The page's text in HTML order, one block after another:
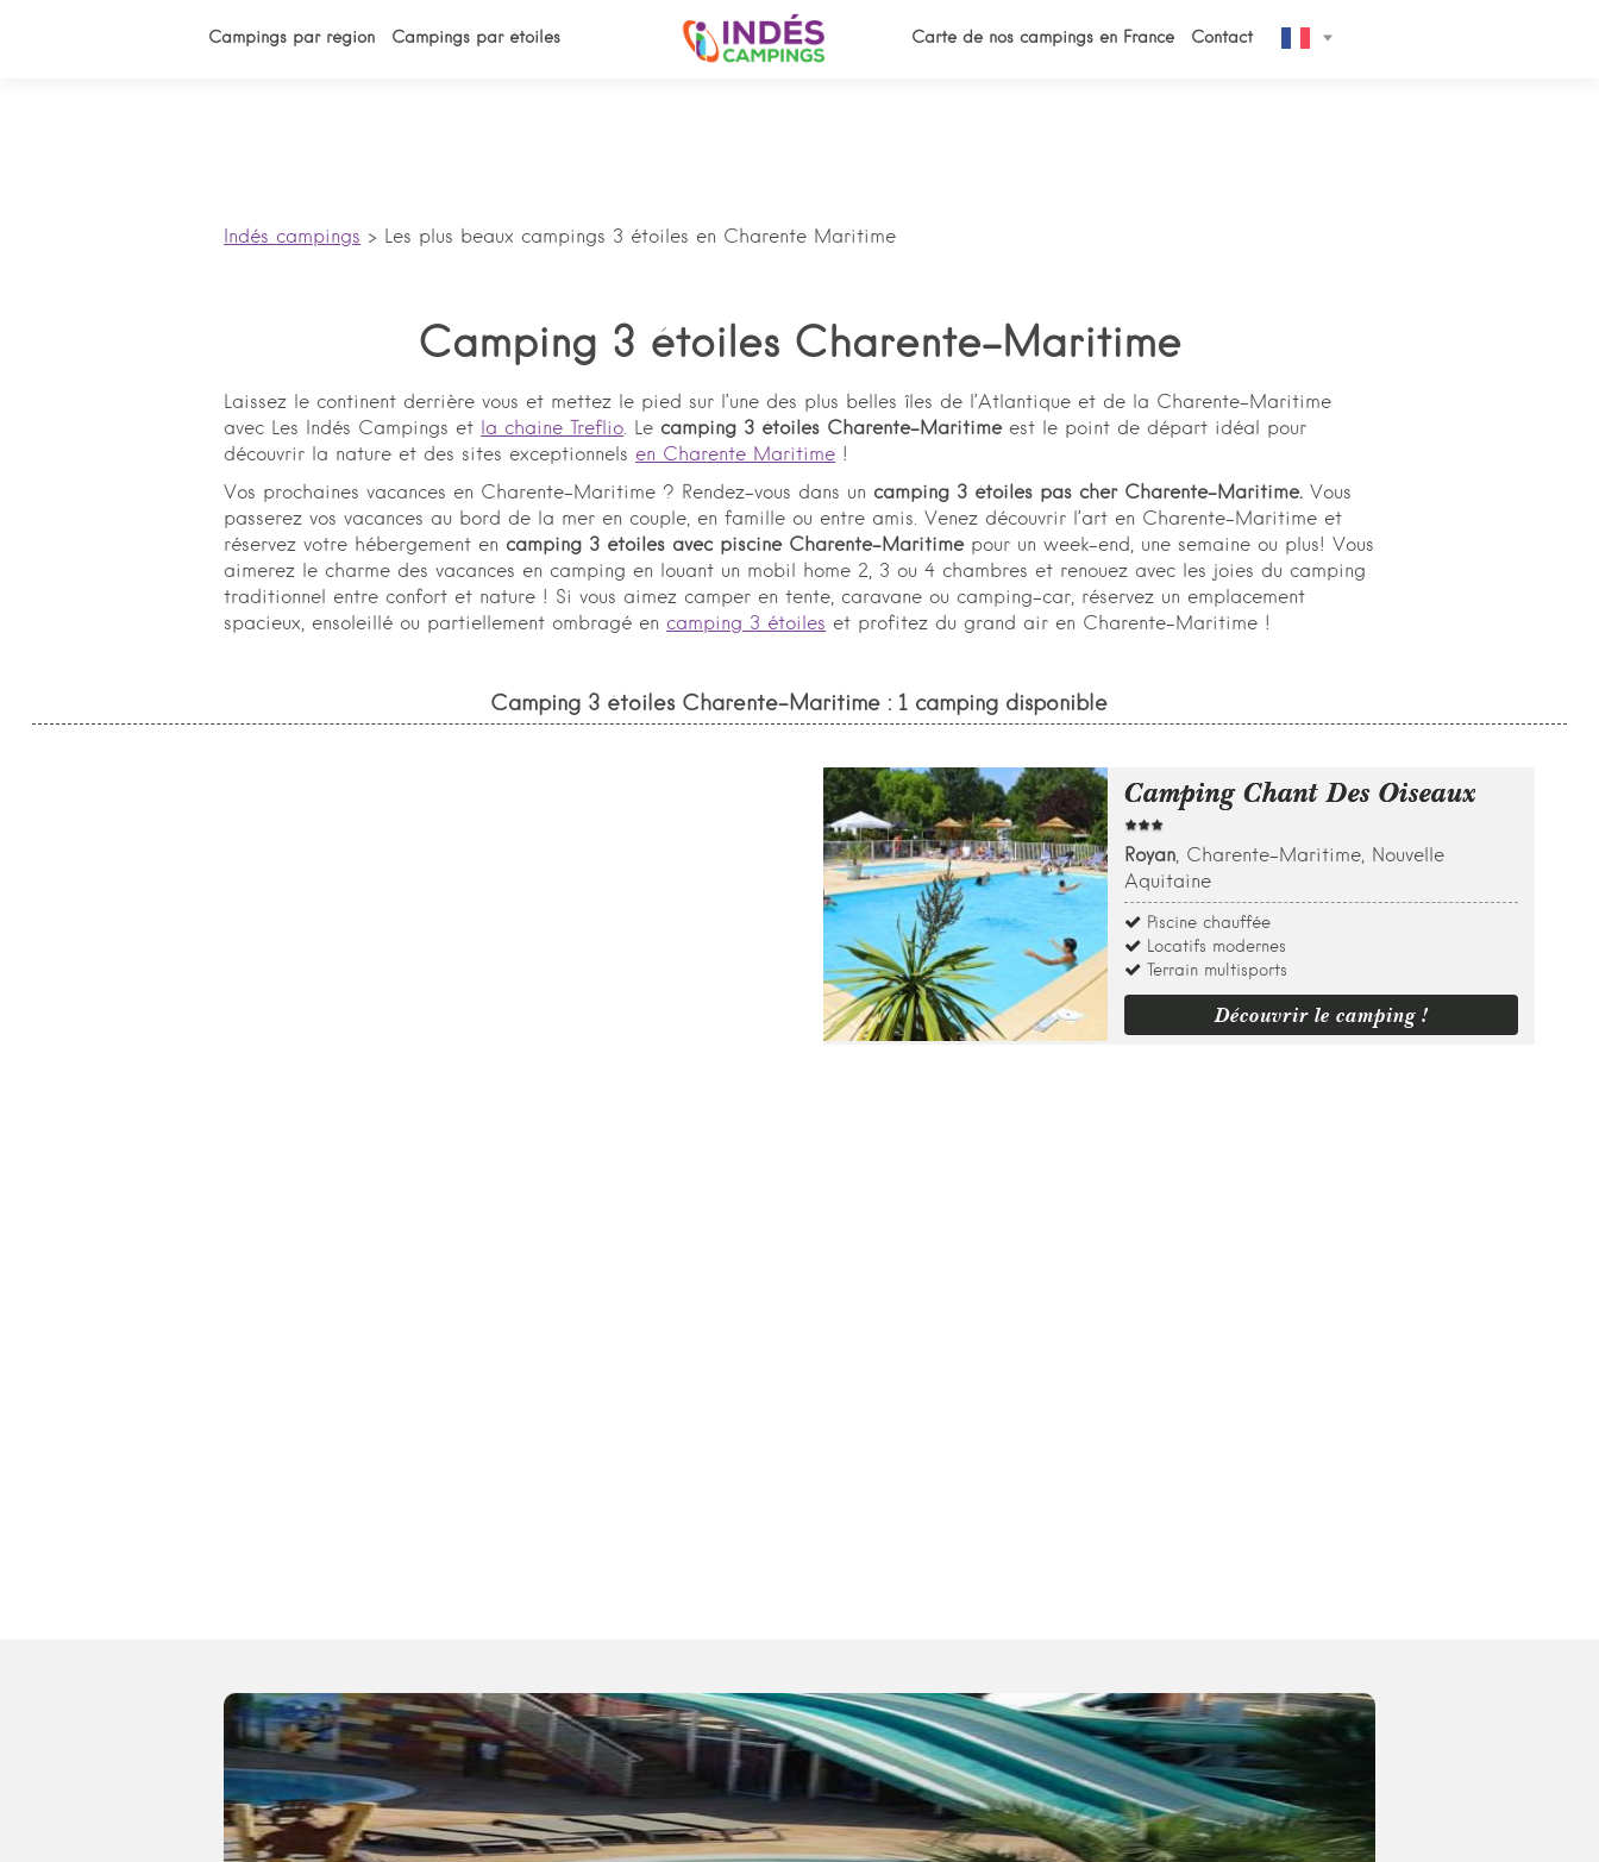
Campings par région Campings par étoiles Carte de nos campings en France Contact
Indés campings > Les plus beaux campings 3 étoiles en Charente Maritime
Camping 3 étoiles Charente-Maritime
Laissez le continent derrière vous et mettez le pied sur l’une des plus belles îles de l’Atlantique et de la Charente-Maritime
avec Les Indés Campings et
la chaine Treflio. Le camping 3 étoiles Charente-Maritime est le point de départ idéal pour
découvrir la nature et des sites exceptionnels en Charente Maritime !
Vos prochaines vacances en Charente-Maritime ? Rendez-vous dans un camping 3 étoiles pas cher Charente-Maritime. Vous
passerez vos vacances au bord de la mer en couple, en famille ou entre amis. Venez découvrir l’art en Charente-Maritime et
réservez votre hébergement en camping 3 étoiles avec piscine Charente-Maritimepour un week-end, une semaine ou plus! Vous
aimerez le charme des vacances en camping en louant un mobil home 2, 3 ou 4 chambres et renouez avec les joies du camping
traditionnel entre confort et nature ! Si vous aimez camper en tente, caravane ou camping-car, réservez un emplacement
spacieux, ensoleillé ou partiellement ombragé en camping 3 étoiles et profitez du grand air en Charente-Maritime !
Camping 3 étoiles Charente-Maritime : 1 camping disponible
Camping Chant Des Oiseaux
Royan, Charente-Maritime, Nouvelle
Aquitaine
Piscine chauffée
Locatifs modernes
Terrain multisports
Découvrir le camping !